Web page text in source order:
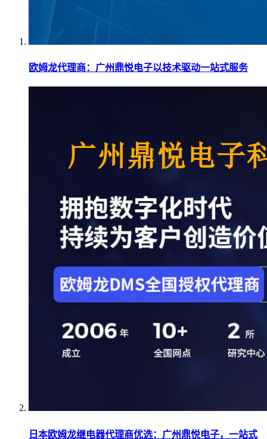
欧姆龙代理商：广州鼎悦电子以技术驱动一站式服务
日本欧姆龙继电器代理商优选：广州鼎悦电子，一站式